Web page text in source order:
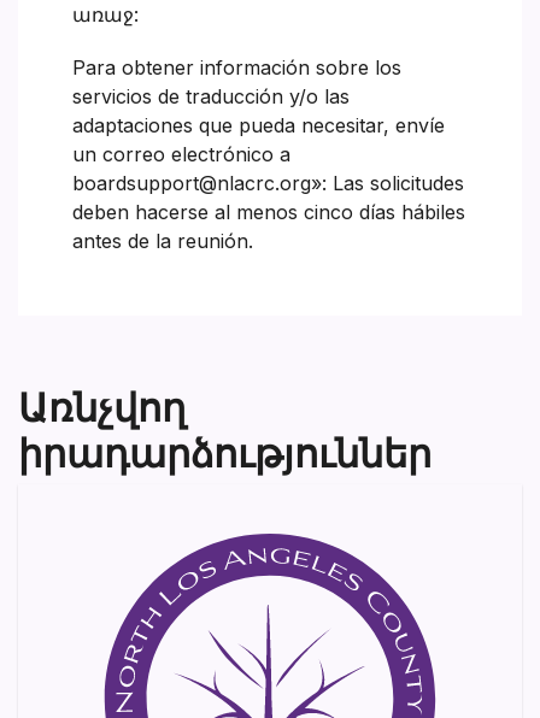
առաջ:
Para obtener información sobre los
servicios de traducción y/o las
adaptaciones que pueda necesitar, envíe
un correo electrónico a
boardsupport@nlacrc.org»: Las solicitudes
deben hacerse al menos cinco días hábiles
antes de la reunión.
Առնչվող
իրադարձություններ